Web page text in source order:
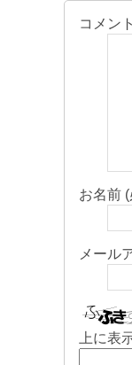
コメント
お名前
メール
上に表